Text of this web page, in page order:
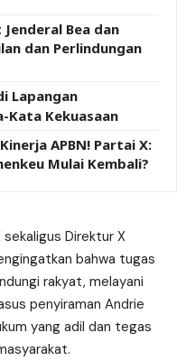
Bea dan
dan Perlindungan
Lapangan
Kata Kekuasaan
APBN! Partai X:
Mulai Kembali?
Direktur X
bahwa tugas
rakyat, melayani
penyiraman Andrie
yang adil dan tegas